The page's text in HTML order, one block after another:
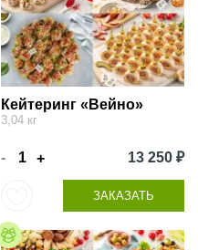
Кейтеринг «Вейно»
3,04 кг
- + 13 250 ₽
ЗАКАЗАТЬ